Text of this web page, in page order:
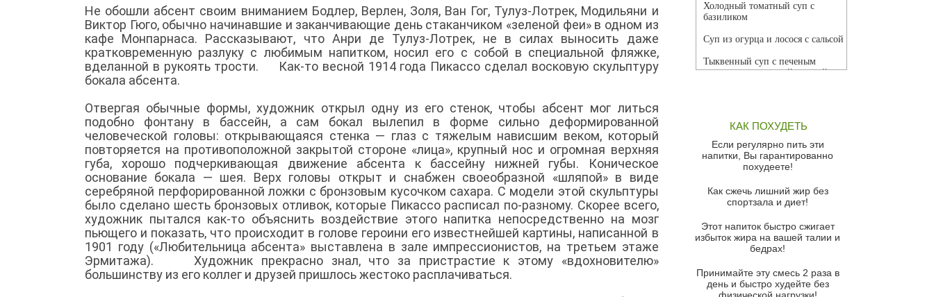
Не обошли абсент своим вниманием Бодлер, Верлен, Золя, Ван Гог, Тулуз-Лотрек, Модильяни и
Виктор Гюго, обычно начинавшие и заканчивающие день стаканчиком «зеленой феи» в одном из
кафе Монпарнаса. Рассказывают, что Анри де Тулуз-Лотрек, не в силах выносить даже
кратковременную разлуку с любимым напитком, носил его с собой в специальной фляжке,
вделанной в рукоять трости. Как-то весной 1914 года Пикассо сделал восковую скульптуру
бокала абсента.
Отвергая обычные формы, художник открыл одну из его стенок, чтобы абсент мог литься
подобно фонтану в бассейн, а сам бокал вылепил в форме сильно деформированной
человеческой головы: открывающаяся стенка — глаз с тяжелым нависшим веком, который
повторяется на противоположной закрытой стороне «лица», крупный нос и огромная верхняя
губа, хорошо подчеркивающая движение абсента к бассейну нижней губы. Коническое
основание бокала — шея. Верх головы открыт и снабжен своеобразной «шляпой» в виде
серебряной перфорированной ложки с бронзовым кусочком сахара. С модели этой скульптуры
было сделано шесть бронзовых отливок, которые Пикассо расписал по-разному. Скорее всего,
художник пытался как-то объяснить воздействие этого напитка непосредственно на мозг
пьющего и показать, что происходит в голове героини его известнейшей картины, написанной в
1901 году («Любительница абсента» выставлена в зале импрессионистов, на третьем этаже
Эрмитажа). Художник прекрасно знал, что за пристрастие к этому «вдохновителю»
большинству из его коллег и друзей пришлось жестоко расплачиваться.
Холодный томатный суп с
базиликом
Суп из огурца и лосося с сальсой
Тыквенный суп с печеным
чесноком и томатной сальсой
красного перца
Парижский луковый суп
Суп из спаржи и горошка с
Суп-крем из цветной капусты
Французский луковый суп
Суп из баклажанов с моцареллой
Грибной крем-суп с кростини с
козьим сыром
КАК ПОХУДЕТЬ
Если регулярно пить эти
напитки, Вы гарантированно
похудеете!
Как сжечь лишний жир без
спортзала и диет!
Этот напиток быстро сжигает
избыток жира на вашей талии и
бедрах!
Принимайте эту смесь 2 раза в
день и быстро худейте без